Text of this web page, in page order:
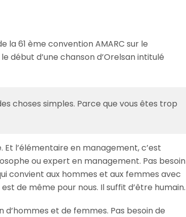
61 ème convention AMARC sur le
d’une chanson d’Orelsan intitulé
choses simples. Parce que vous êtes trop
Et l’élémentaire en management, c’est
ou expert en management. Pas besoin
convient aux hommes et aux femmes avec
de même pour nous. Il suffit d’être humain.
et de femmes. Pas besoin de